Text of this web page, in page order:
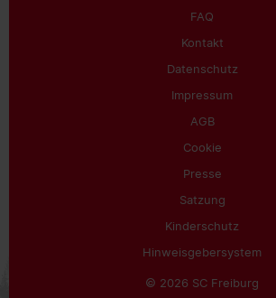
FAQ
Kontakt
Datenschutz
Impressum
AGB
Cookie
Presse
Satzung
Kinderschutz
Hinweisgebersystem
© 2026 SC Freiburg